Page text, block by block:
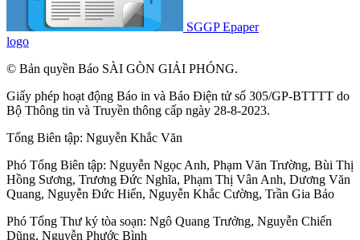
SGGP Epaper
logo
© Bản quyền Báo SÀI GÒN GIẢI PHÓNG.
Giấy phép hoạt động Báo in và Báo Điện tử số 305/GP-BTTTT do
Bộ Thông tin và Truyền thông cấp ngày 28-8-2023.
Tổng Biên tập: Nguyễn Khắc Văn
Phó Tổng Biên tập: Nguyễn Ngọc Anh, Phạm Văn Trường, Bùi Thị
Hồng Sương, Trương Đức Nghĩa, Phạm Thị Vân Anh, Dương Văn
Quang, Nguyễn Đức Hiển, Nguyễn Khắc Cường, Trần Gia Bảo
Phó Tổng Thư ký tòa soạn: Ngô Quang Trưởng, Nguyễn Chiến
Dũng, Nguyễn Phước Bình